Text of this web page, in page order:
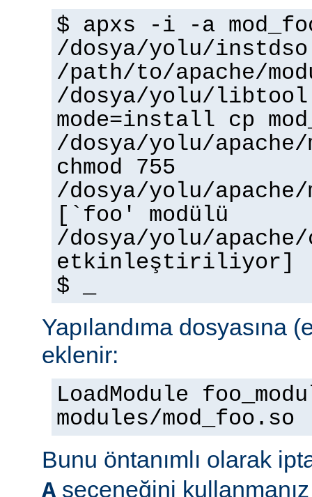
$ apxs -i -a
/dosya/yolu/
/path/to/apache/
/dosya/yolu/
mode=install cp
/dosya/yolu/
chmod 755
/dosya/yolu/apache/
[`foo' modülü
/dosya/yolu/
etkinleştiriliyor]
$ _
Yapılandıma dosyasına
eklenir:
LoadModule
modules/mod_foo.so
Bunu öntanımlı olarak
A seçeneğini